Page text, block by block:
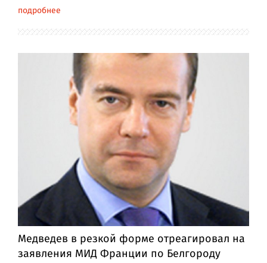
подробнее
Медведев в резкой форме отреагировал на
заявления МИД Франции по Белгороду